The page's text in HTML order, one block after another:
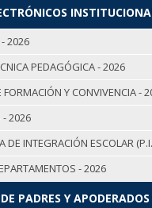
2026
PEDAGÓGICA - 2026
Y CONVIVENCIA -
- 2026
DE INTEGRACIÓN ESCOLAR
- 2026
PADRES Y APODERADOS